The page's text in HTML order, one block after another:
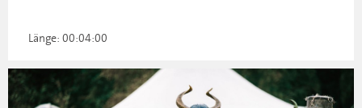
Länge: 00:04:00